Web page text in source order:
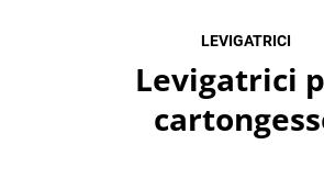
LEVIGATRICI
Levigatrici